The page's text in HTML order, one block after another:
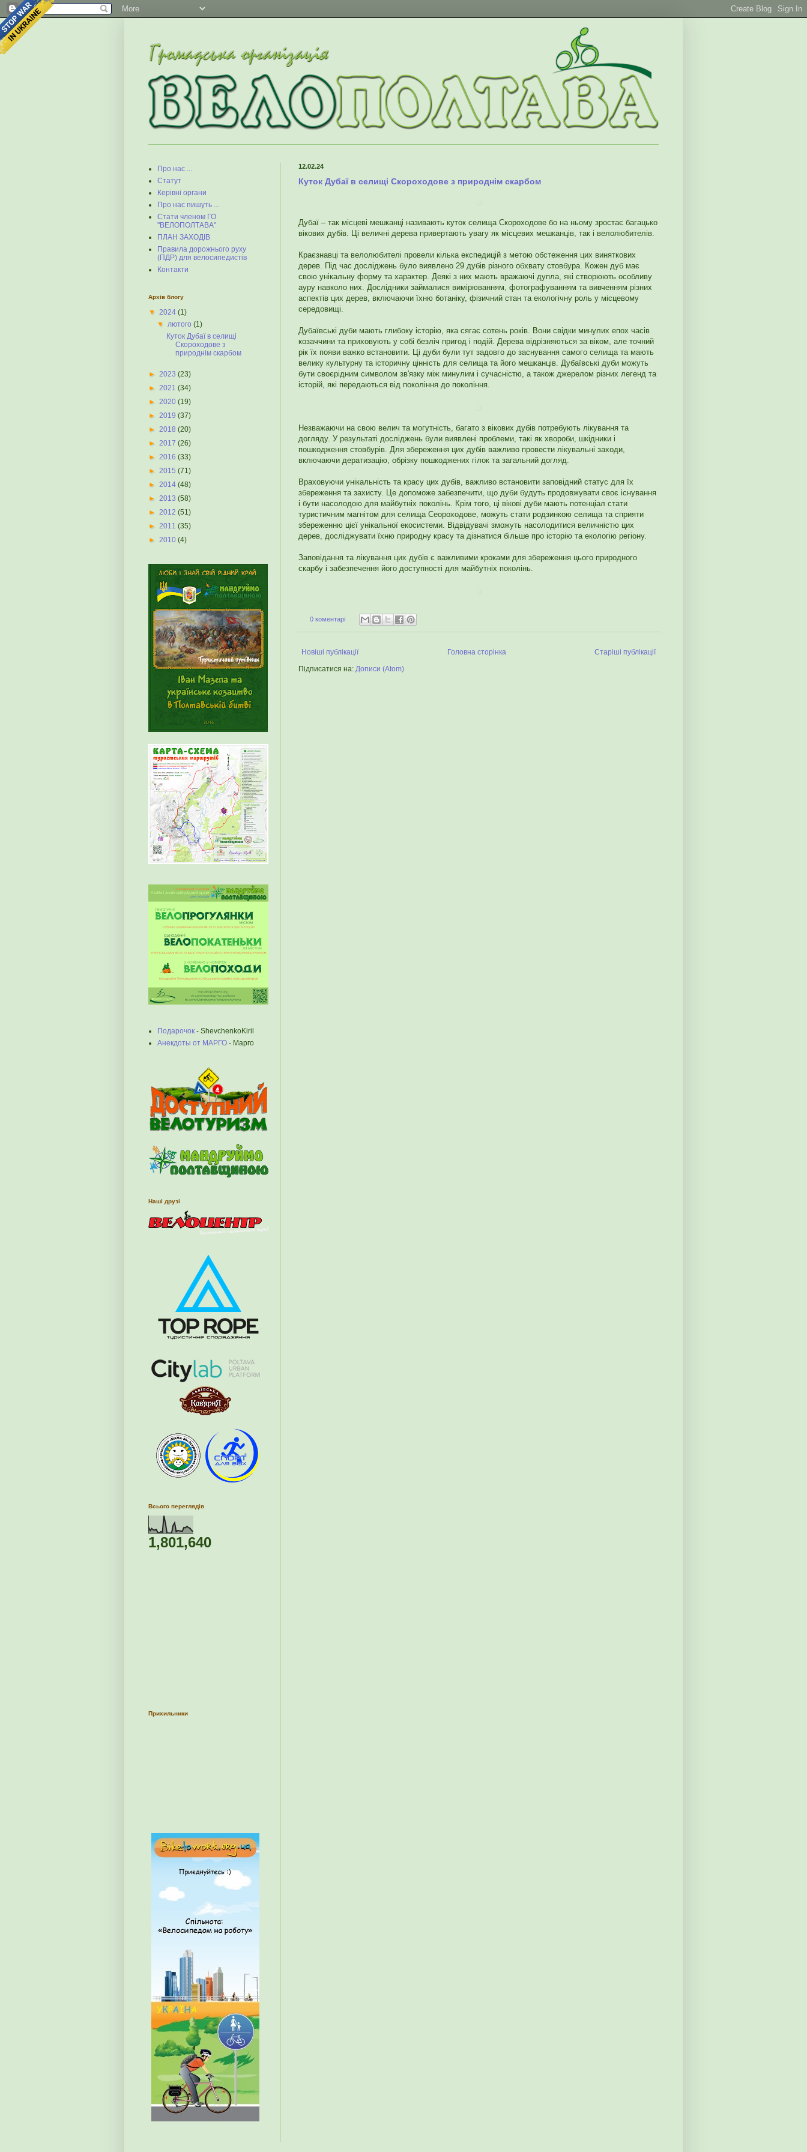
12.02.24
Куток Дубаї в селищі Скороходове з природнім скарбом
Дубаї – так місцеві мешканці називають куток селища Скороходове бо на ньому зростає багацько
вікових дубів. Ці величні дерева привертають увагу як місцевих мешканців, так і велолюбителів.
Краєзнавці та велолюбителі провели кілька експедицій з метою обстеження цих виняткових
дерев. Під час досліджень було виявлено 29 дубів різного обхвату стовбура. Кожен дуб має
свою унікальну форму та характер. Деякі з них мають вражаючі дупла, які створюють особливу
ауру навколо них. Дослідники займалися вимірюванням, фотографуванням та вивченням різних
аспектів цих дерев, включаючи їхню ботаніку, фізичний стан та екологічну роль у місцевому
середовищі.
Дубаївські дуби мають глибоку історію, яка сягає сотень років. Вони свідки минулих епох часів
козаччини та приховують у собі безліч пригод і подій. Дерева відрізняються за віком, але точний
рік їх появи важко встановити. Ці дуби були тут задовго до заснування самого селища та мають
велику культурну та історичну цінність для селища та його мешканців. Дубаївські дуби можуть
бути своєрідним символом зв'язку між минулим і сучасністю, а також джерелом різних легенд та
історій, які передаються від покоління до покоління.
Незважаючи на свою велич та могутність, багато з вікових дубів потребують лікування та
догляду. У результаті досліджень були виявлені проблеми, такі як хвороби, шкідники і
пошкодження стовбурів. Для збереження цих дубів важливо провести лікувальні заходи,
включаючи дератизацію, обрізку пошкоджених гілок та загальний догляд.
Враховуючи унікальність та красу цих дубів, важливо встановити заповідний статус для їх
збереження та захисту. Це допоможе забезпечити, що дуби будуть продовжувати своє існування
і бути насолодою для майбутніх поколінь. Крім того, ці вікові дуби мають потенціал стати
туристичним магнітом для селища Сеороходове, можуть стати родзинкою селища та сприяти
збереженню цієї унікальної екосистеми. Відвідувачі зможуть насолодитися величністю цих
дерев, досліджувати їхню природну красу та дізнатися більше про історію та екологію регіону.
Заповідання та лікування цих дубів є важливими кроками для збереження цього природного
скарбу і забезпечення його доступності для майбутніх поколінь.
0 коментарі
Новіші публікації Старіші публікації
Головна сторінка
Підписатися на: Дописи (Atom)
Про нас ...
Статут
Керівні органи
Про нас пишуть ...
Стати членом ГО
"ВЕЛОПОЛТАВА"
ПЛАН ЗАХОДІВ
Правила дорожнього руху
(ПДР) для велосипедистів
Контакти
Архів блогу
▼ 2024 (1)
▼лютого(1)
Куток Дубаї в селищі
Скороходове з
природнім скарбом
► 2023 (23)
► 2021 (34)
► 2020 (19)
► 2019 (37)
► 2018 (20)
► 2017 (26)
► 2016 (33)
► 2015 (71)
► 2014 (48)
► 2013 (58)
► 2012 (51)
► 2011 (35)
► 2010 (4)
Подарочок - ShevchenkoKiril
Анекдоты от МАРГО - Марго
Наші друзі
Всього переглядів
1,801,640
Прихильники